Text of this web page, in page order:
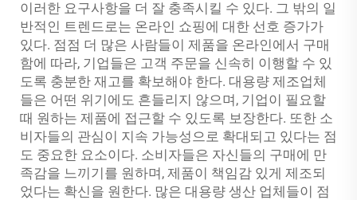
이러한 요구사항을 더 잘 충족시킬 수 있다. 그 밖의 일
반적인 트렌드로는 온라인 쇼핑에 대한 선호 증가가
있다. 점점 더 많은 사람들이 제품을 온라인에서 구매
함에 따라, 기업들은 고객 주문을 신속히 이행할 수 있
도록 충분한 재고를 확보해야 한다. 대용량 제조업체
들은 어떤 위기에도 흔들리지 않으며, 기업이 필요할
때 원하는 제품에 접근할 수 있도록 보장한다. 또한 소
비자들의 관심이 지속 가능성으로 확대되고 있다는 점
도 중요한 요소이다. 소비자들은 자신들의 구매에 만
족감을 느끼기를 원하며, 제품이 책임감 있게 제조되
었다는 확신을 원한다. 많은 대용량 생산 업체들이 점